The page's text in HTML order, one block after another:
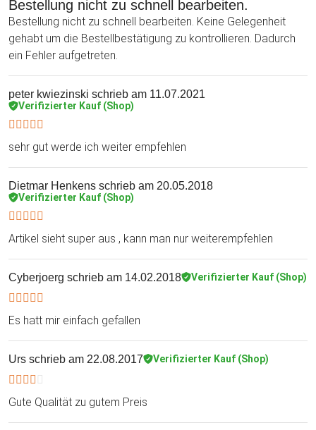
Bestellung nicht zu schnell bearbeiten.
Bestellung nicht zu schnell bearbeiten. Keine Gelegenheit
gehabt um die Bestellbestätigung zu kontrollieren. Dadurch
ein Fehler aufgetreten.
peter kwiezinski schrieb am 11.07.2021
Verifizierter Kauf (Shop)
sehr gut werde ich weiter empfehlen
Dietmar Henkens schrieb am 20.05.2018
Verifizierter Kauf (Shop)
Artikel sieht super aus , kann man nur weiterempfehlen
Cyberjoerg schrieb am 14.02.2018 Verifizierter Kauf (Shop)
Es hatt mir einfach gefallen
Urs schrieb am 22.08.2017 Verifizierter Kauf (Shop)
Gute Qualität zu gutem Preis